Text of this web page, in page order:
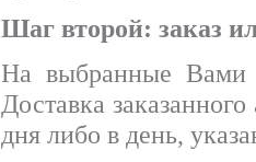
Шаг второй: заказ
На выбранные Вами
Доставка
дня либо в день,